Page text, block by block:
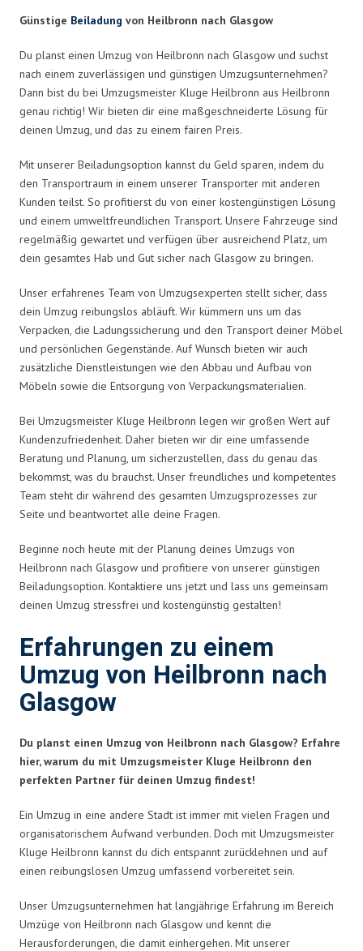
Günstige Beiladung von Heilbronn nach Glasgow
Du planst einen Umzug von Heilbronn nach Glasgow und suchst
nach einem zuverlässigen und günstigen Umzugsunternehmen?
Dann bist du bei Umzugsmeister Kluge Heilbronn aus Heilbronn
genau richtig! Wir bieten dir eine maßgeschneiderte Lösung für
deinen Umzug, und das zu einem fairen Preis.
Mit unserer Beiladungsoption kannst du Geld sparen, indem du
den Transportraum in einem unserer Transporter mit anderen
Kunden teilst. So profitierst du von einer kostengünstigen Lösung
und einem umweltfreundlichen Transport. Unsere Fahrzeuge sind
regelmäßig gewartet und verfügen über ausreichend Platz, um
dein gesamtes Hab und Gut sicher nach Glasgow zu bringen.
Unser erfahrenes Team von Umzugsexperten stellt sicher, dass
dein Umzug reibungslos abläuft. Wir kümmern uns um das
Verpacken, die Ladungssicherung und den Transport deiner Möbel
und persönlichen Gegenstände. Auf Wunsch bieten wir auch
zusätzliche Dienstleistungen wie den Abbau und Aufbau von
Möbeln sowie die Entsorgung von Verpackungsmaterialien.
Bei Umzugsmeister Kluge Heilbronn legen wir großen Wert auf
Kundenzufriedenheit. Daher bieten wir dir eine umfassende
Beratung und Planung, um sicherzustellen, dass du genau das
bekommst, was du brauchst. Unser freundliches und kompetentes
Team steht dir während des gesamten Umzugsprozesses zur
Seite und beantwortet alle deine Fragen.
Beginne noch heute mit der Planung deines Umzugs von
Heilbronn nach Glasgow und profitiere von unserer günstigen
Beiladungsoption. Kontaktiere uns jetzt und lass uns gemeinsam
deinen Umzug stressfrei und kostengünstig gestalten!
Erfahrungen zu einem
Umzug von Heilbronn nach
Glasgow
Du planst einen Umzug von Heilbronn nach Glasgow? Erfahre
hier, warum du mit Umzugsmeister Kluge Heilbronn den
perfekten Partner für deinen Umzug findest!
Ein Umzug in eine andere Stadt ist immer mit vielen Fragen und
organisatorischem Aufwand verbunden. Doch mit Umzugsmeister
Kluge Heilbronn kannst du dich entspannt zurücklehnen und auf
einen reibungslosen Umzug umfassend vorbereitet sein.
Unser Umzugsunternehmen hat langjährige Erfahrung im Bereich
Umzüge von Heilbronn nach Glasgow und kennt die
Herausforderungen, die damit einhergehen. Mit unserer